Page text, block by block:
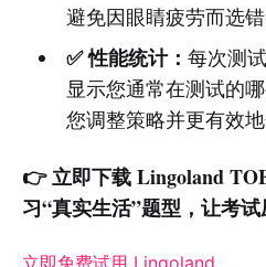
避免因眼睛疲劳而选错
✅ 性能统计： 每次测
显示您通常在测试的
您调整策略并更有效地
👉 立即下载 Lingoland
习“真实生活”题型，让考试
立即免费试用 Lingoland